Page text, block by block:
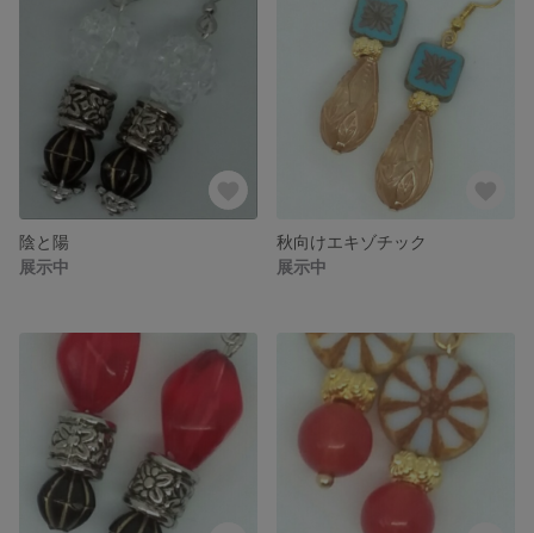
陰と陽
展示中
秋向けエキゾチック
展示中